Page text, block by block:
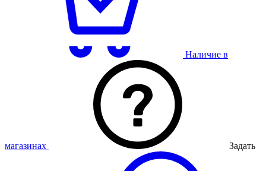
Наличие в
магазинах Задать